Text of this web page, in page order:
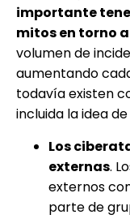
importante
mitos en torno
volumen de
aumentando
todavía existen
incluida la idea de
Los
externas.
externos
parte de